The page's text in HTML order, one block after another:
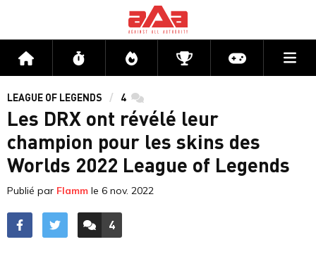
Accueil Flux Directs CompétitionsActu jeux
LEAGUE OF LEGENDS 4 commentaires
Les DRX ont révélé leur
champion pour les skins des
Worlds 2022 League of Legends
Publié par Flamm le 6 nov. 2022
ACCÉDER AUX
4
COMMENTAIRES